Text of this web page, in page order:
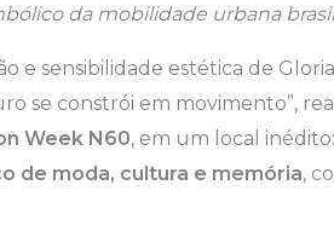
da mobilidade urbana
e sensibilidade estética de
se constrói em movimento”,
Week N60, em um local
de moda, cultura e memória,